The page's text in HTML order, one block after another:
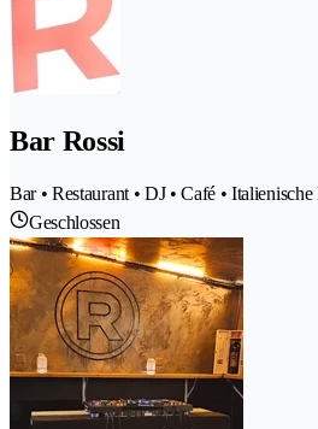
Bar Rossi
Bar • Restaurant • DJ • Café •
Geschlossen